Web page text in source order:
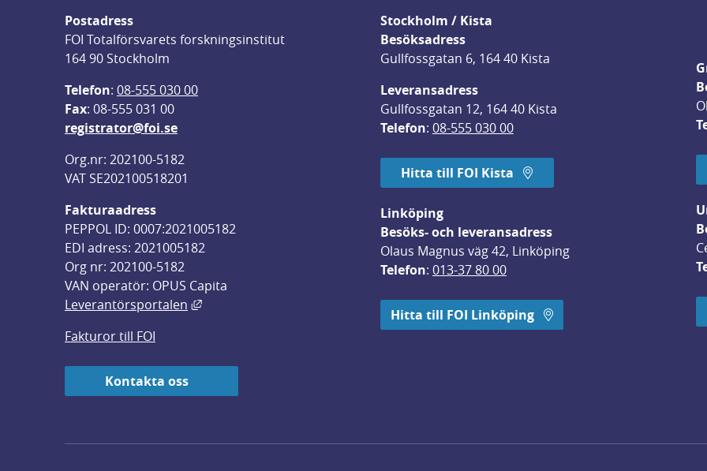
Postadress
FOI Totalförsvarets forskningsinstitut
164 90 Stockholm
Telefon: 08-555 030 00
Fax: 08-555 031 00
registrator@foi.se
Org.nr: 202100-5182
VAT SE202100518201
Fakturaadress
PEPPOL ID: 0007:2021005182
EDI adress: 2021005182
Org nr: 202100-5182
VAN operatör: OPUS Capita
Leverantörsportalen
Länk till annan webbplats, öppnas i nytt fönster.
Fakturor till FOI
Kontakta oss
Stockholm / Kista
Besöksadress
Gullfossgatan 6, 164 40 Kista
Leveransadress
Gullfossgatan 12, 164 40 Kista
Telefon: 08-555 030 00
Hitta till FOI Kista
Linköping
Besöks- och leveransadress
Olaus Magnus väg 42, Linköping
Telefon: 013-37 80 00
Hitta till FOI Linköping